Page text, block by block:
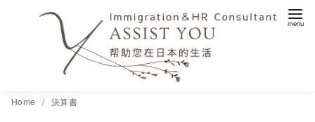
Home 決算書